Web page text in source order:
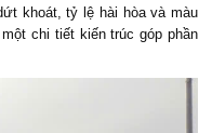
khoát, tỷ lệ hài hòa và màu
chi tiết kiến trúc góp phần